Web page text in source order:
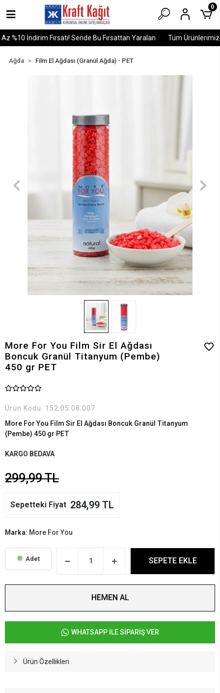
%10 İndirim Fırsatı! Sende Bu Fırsattan Yaralan Tüm
0
Ağda Film El Ağdası (Granül Ağda) - PET
More For You Film Sir El Ağdası
Boncuk Granül Titanyum (Pembe)
450 gr PET
Ürün Kodu: 152.05.08.007
More For You Film Sir El Ağdası Boncuk Granül Titanyum
(Pembe) 450 gr PET
KARGO BEDAVA
299,99 TL
Sepetteki Fiyat 284,99 TL
Marka: More For You
Adet SEPETE EKLE
HEMEN AL
WHATSAPP İLE SİPARİŞ VER
Ürün Özellikleri